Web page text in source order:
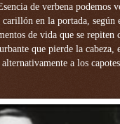
de verbena
en la portada,
de vida que se repiten
que pierde la cabeza,
a los